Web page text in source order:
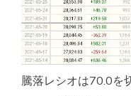
騰落レシオは70.0を